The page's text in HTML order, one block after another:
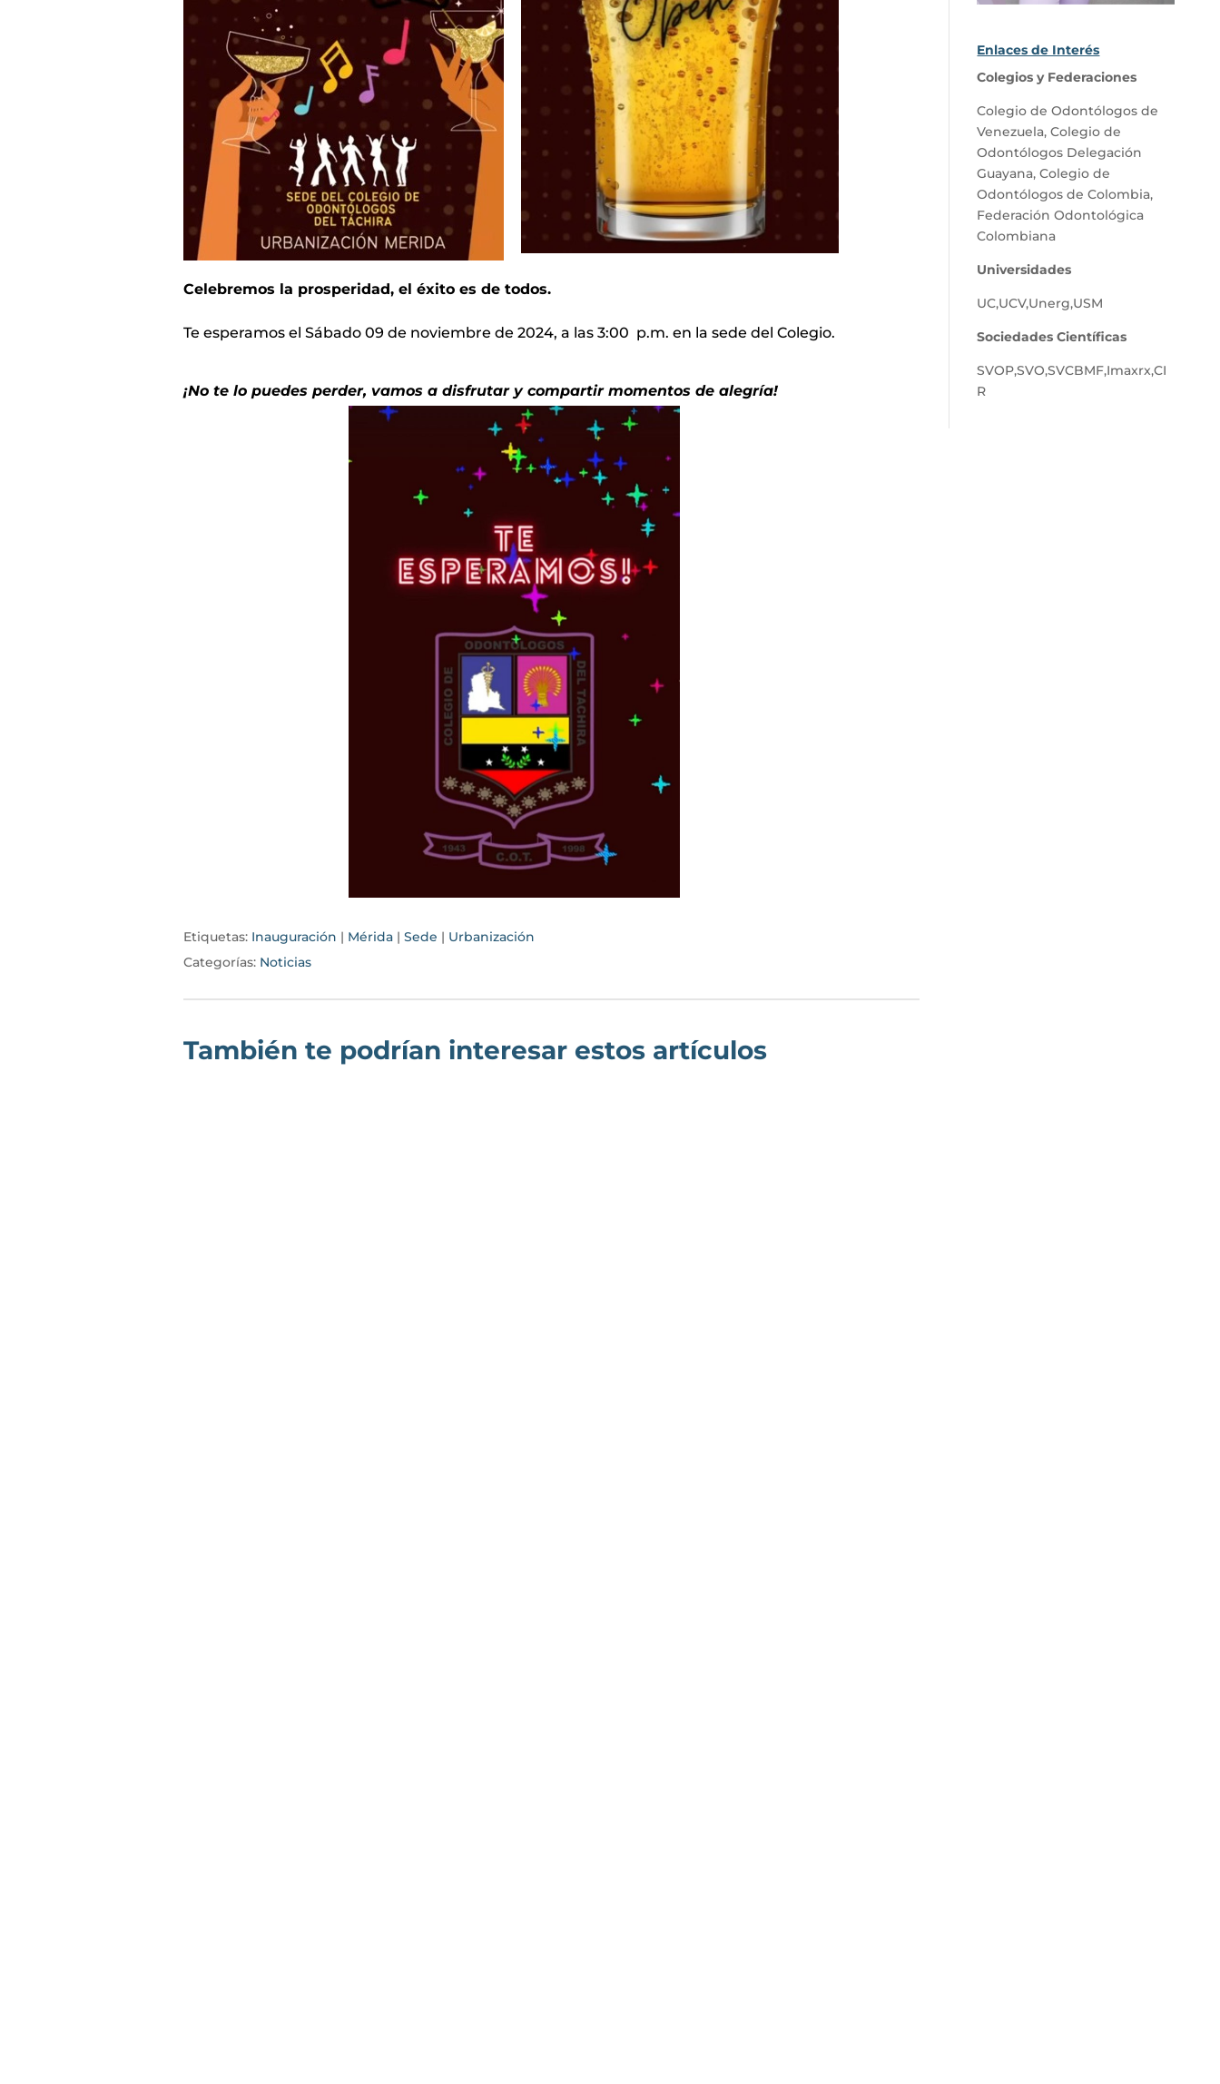
Celebremos la prosperidad, el éxito es de todos.
Te esperamos el Sábado 09 de noviembre de 2024, a las 3:00 p.m. en la sede del Colegio.
¡No te lo puedes perder, vamos a disfrutar y compartir momentos de alegría!
Etiquetas: Inauguración | Mérida| Sede | Urbanización
Categorías: Noticias
También te podrían interesar estos artículos
Enlaces de Interés
Colegios y Federaciones
Colegio de Odontólogos de
Venezuela,Colegio de
Odontólogos Delegación
Guayana,Colegio de
Odontólogos de Colombia,
Federación Odontológica
Colombiana
Universidades
UC,UCV,Unerg,USM
Sociedades Científicas
SVOP,SVO,SVCBMF,Imaxrx,CI
R